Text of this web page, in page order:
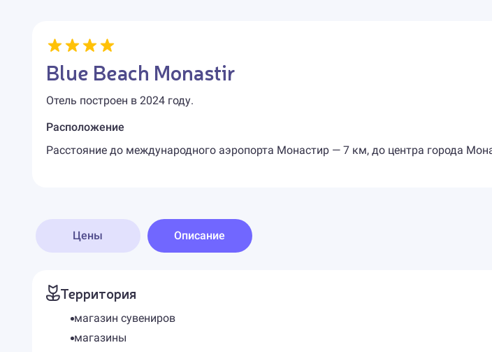
Blue Beach Monastir
Отель построен в 2024 году.
Расположение
Расстояние до международного аэропорта Монастир — 7 км, до центра города
Цены Описание
Территория
магазин сувениров
магазины